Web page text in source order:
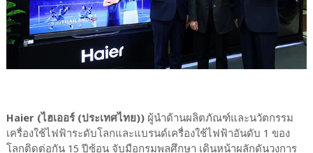
Haier (ไฮเออร์ (ประเทศไทย))ผู้นำด้านผลิตภัณฑ์และนวัตกรรม
เครื่องใช้ไฟฟ้าระดับโลกและแบรนด์เครื่องใช้ไฟฟ้าอันดับ 1 ของ
โลกติดต่อกัน 15 ปีซ้อน จับมือกรมพลศึกษา เดินหน้าผลักดันวงการ